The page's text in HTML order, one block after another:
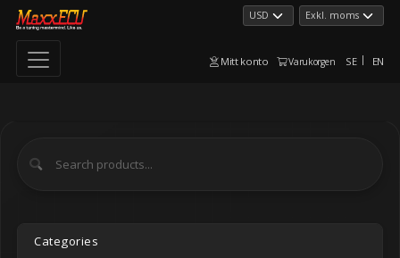
Mitt konto Varukorgen SE EN
Categories